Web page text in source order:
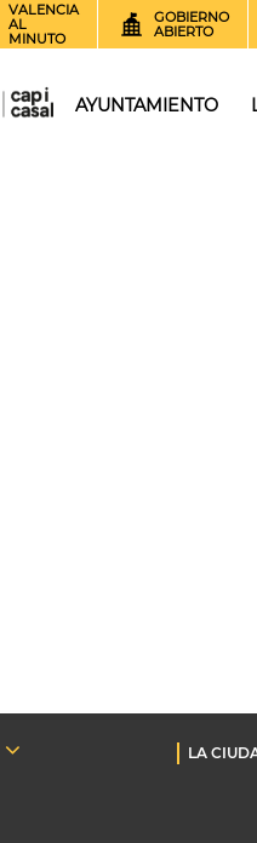
VALENCIA
AL
MINUTO
GOBIERNO
ABIERTO
AYUNTAMIENTO
LA